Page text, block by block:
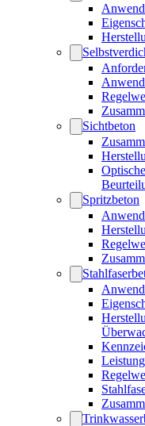
Sichtbeton
Spritzbeton